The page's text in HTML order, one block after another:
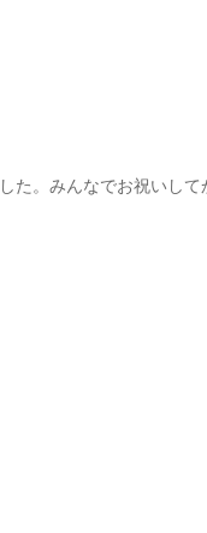
た。みんなでお祝いして